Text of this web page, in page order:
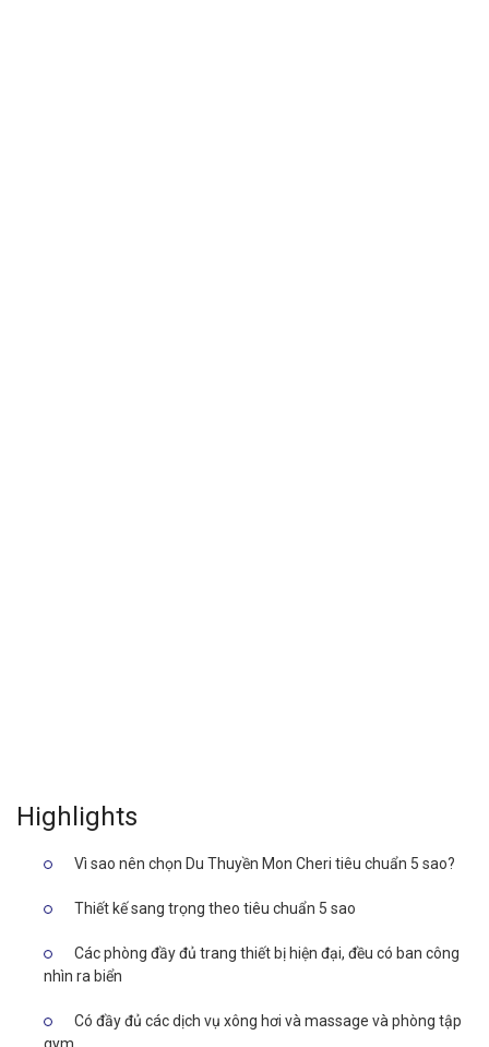
Highlights
Vì sao nên chọn Du Thuyền Mon Cheri tiêu chuẩn 5 sao?
Thiết kế sang trọng theo tiêu chuẩn 5 sao
Các phòng đầy đủ trang thiết bị hiện đại, đều có ban công
nhìn ra biển
Có đầy đủ các dịch vụ xông hơi và massage và phòng tập